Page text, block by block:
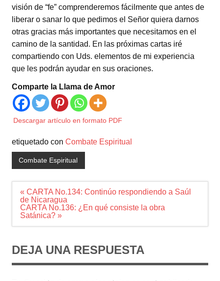
visión de “fe” comprenderemos fácilmente que antes de
liberar o sanar lo que pedimos el Señor quiera darnos
otras gracias más importantes que necesitamos en el
camino de la santidad. En las próximas cartas iré
compartiendo con Uds. elementos de mi experiencia
que les podrán ayudar en sus oraciones.
Comparte la Llama de Amor
Descargar artículo en formato PDF
etiquetado con Combate Espiritual
Combate Espiritual
Navegación
de
entradas
« CARTA No.134: Continúo respondiendo a Saúl
de Nicaragua
CARTA No.136: ¿En qué consiste la obra
Satánica? »
DEJA UNA RESPUESTA